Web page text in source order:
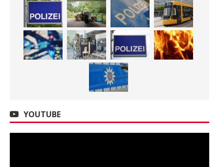
YOUTUBE